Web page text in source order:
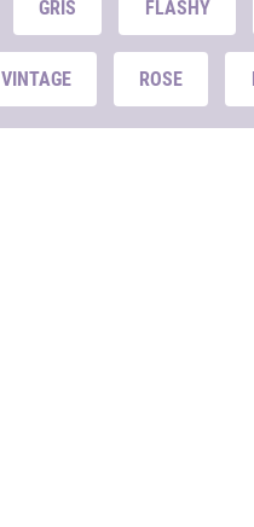
GRIS FLASHY
VINTAGE ROSE